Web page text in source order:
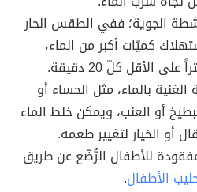
الجوية؛ ففي الطقس الحار
كميّات أكبر من الماء،
بالماء، مثل الحساء أو
أو العنب، ويمكن خلط الماء
أو الخيار لتغيير طعمه.
للأطفال الرُّضّع عن طريق
الأطفال.